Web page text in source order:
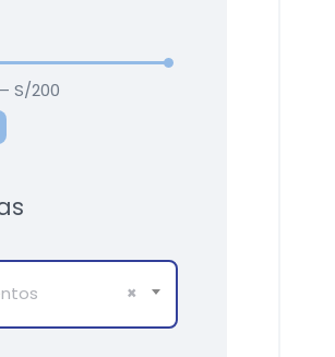
S/200
×